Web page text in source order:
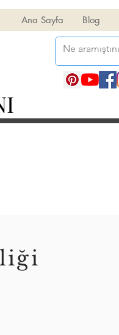
Ana Sayfa Blog